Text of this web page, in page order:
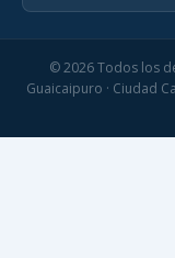
© 2026 Todos los
Guaicaipuro · Ciudad